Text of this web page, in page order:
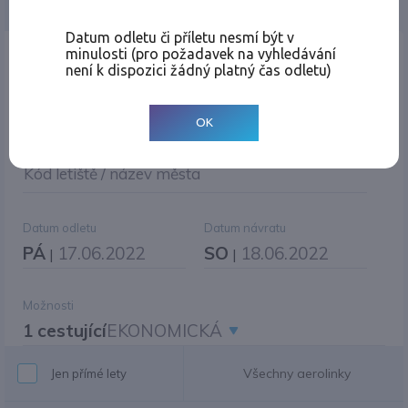
Místo odletu
Kód letiště / název města
Datum odletu
PÁ | 17.06.2022
Datum návratu
SO | 18.06.2022
Možnosti
1 cestujícíEKONOMICKÁ
Jen přímé lety Všechny aerolinky
Datum odletu či příletu nesmí být v
minulosti (pro požadavek na vyhledávání
není k dispozici žádný platný čas odletu)
OK